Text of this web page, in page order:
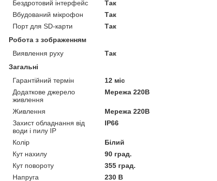
Бездротовий інтерфейс
Так
Вбудований мікрофон
Так
Порт для SD-карти
Так
Робота з зображенням
Виявлення руху
Так
Загальні
Гарантійний термін
12 міс
Додаткове джерело
живлення
Мережа 220В
Живлення
Мережа 220В
Захист обладнання від
води і пилу IP
IP66
Колір
Білий
Кут нахилу
90 град.
Кут повороту
355 град.
Напруга
230 В